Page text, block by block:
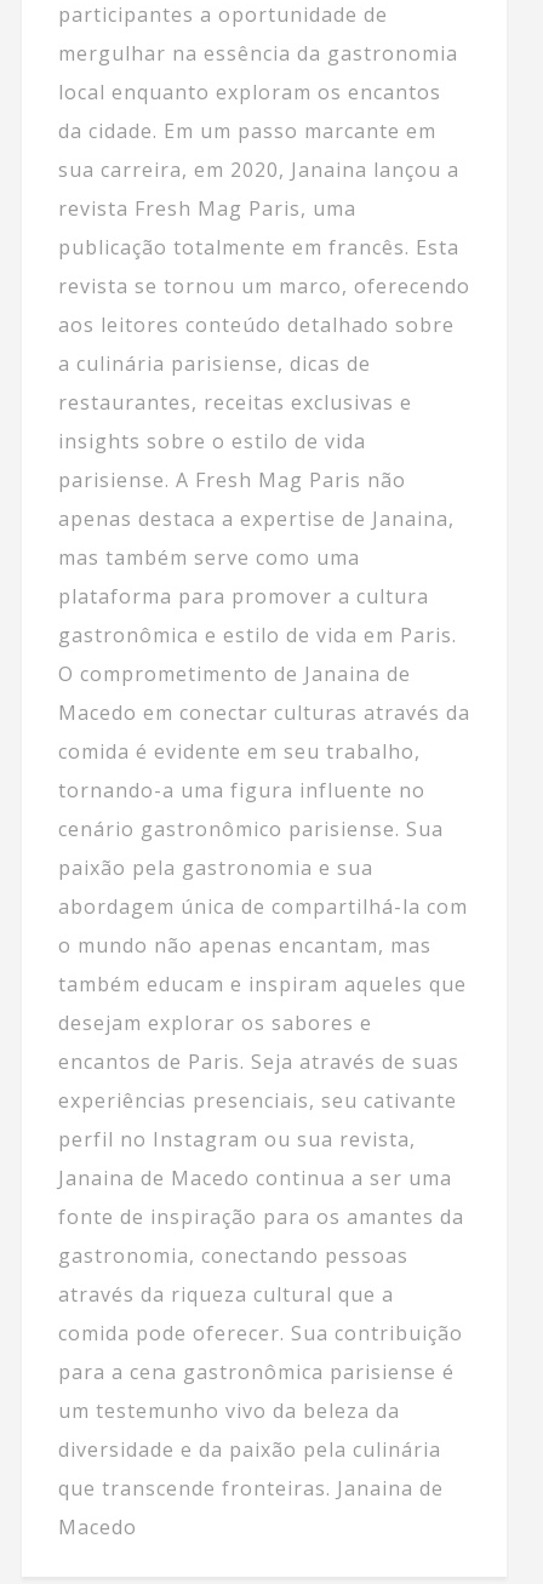
participantes a oportunidade de
mergulhar na essência da gastronomia
local enquanto exploram os encantos
da cidade. Em um passo marcante em
sua carreira, em 2020, Janaina lançou a
revista Fresh Mag Paris, uma
publicação totalmente em francês. Esta
revista se tornou um marco, oferecendo
aos leitores conteúdo detalhado sobre
a culinária parisiense, dicas de
restaurantes, receitas exclusivas e
insights sobre o estilo de vida
parisiense. A Fresh Mag Paris não
apenas destaca a expertise de Janaina,
mas também serve como uma
plataforma para promover a cultura
gastronômica e estilo de vida em Paris.
O comprometimento de Janaina de
Macedo em conectar culturas através da
comida é evidente em seu trabalho,
tornando-a uma figura influente no
cenário gastronômico parisiense. Sua
paixão pela gastronomia e sua
abordagem única de compartilhá-la com
o mundo não apenas encantam, mas
também educam e inspiram aqueles que
desejam explorar os sabores e
encantos de Paris. Seja através de suas
experiências presenciais, seu cativante
perfil no Instagram ou sua revista,
Janaina de Macedo continua a ser uma
fonte de inspiração para os amantes da
gastronomia, conectando pessoas
através da riqueza cultural que a
comida pode oferecer. Sua contribuição
para a cena gastronômica parisiense é
um testemunho vivo da beleza da
diversidade e da paixão pela culinária
que transcende fronteiras. Janaina de
Macedo